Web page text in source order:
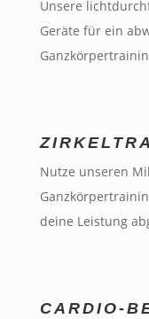
Unsere
Geräte für ein
Nutze unseren
deine Leistung
CARDIO-